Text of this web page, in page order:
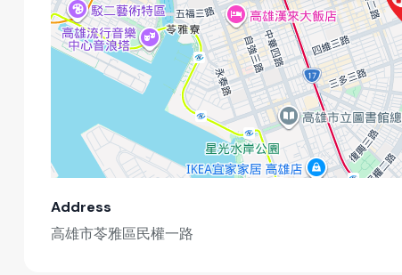
Address
高雄市苓雅區民權一路